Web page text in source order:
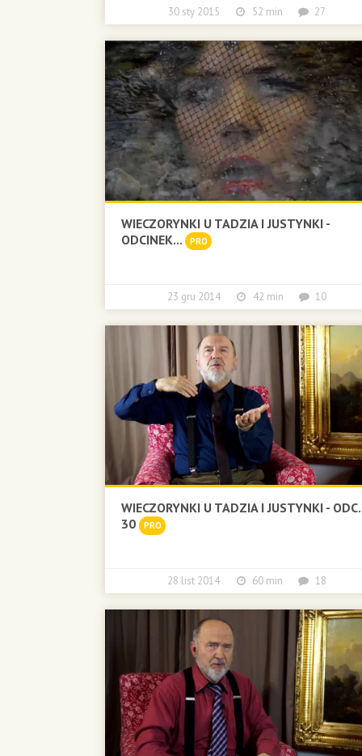
30 sty 2015 52 min 27
WIECZORYNKI U TADZIA I JUSTYNKI -
ODCINEK...
PRO
23 gru 2014 42 min 10
WIECZORYNKI U TADZIA I JUSTYNKI - ODC.
30
PRO
28 list 2014 60 min 18